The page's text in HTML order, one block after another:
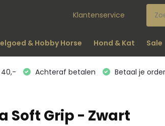
Klantenservice
& Hobby Horse Hond & Kat Sale
Achteraf betalen Betaal je
Soft Grip - Zwart